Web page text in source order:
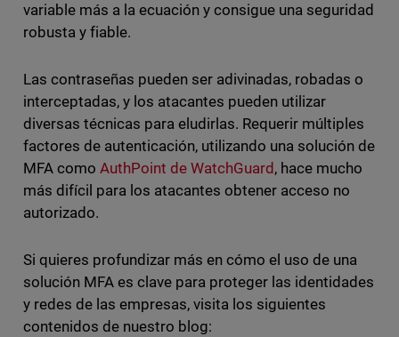
variable más a la ecuación y consigue una seguridad
robusta y fiable.
Las contraseñas pueden ser adivinadas, robadas o
interceptadas, y los atacantes pueden utilizar
diversas técnicas para eludirlas. Requerir múltiples
factores de autenticación, utilizando una solución de
MFA como AuthPoint de WatchGuard , hace mucho
más difícil para los atacantes obtener acceso no
autorizado.
Si quieres profundizar más en cómo el uso de una
solución MFA es clave para proteger las identidades
y redes de las empresas, visita los siguientes
contenidos de nuestro blog: